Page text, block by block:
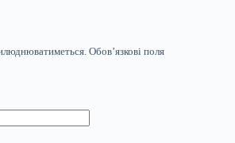
Обов’язкові поля